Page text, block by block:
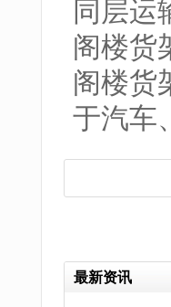
同层运
阁楼货
阁楼货
于汽车
最新资讯